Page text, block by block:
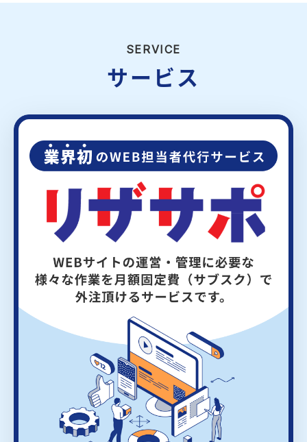
SERVICE
サービス